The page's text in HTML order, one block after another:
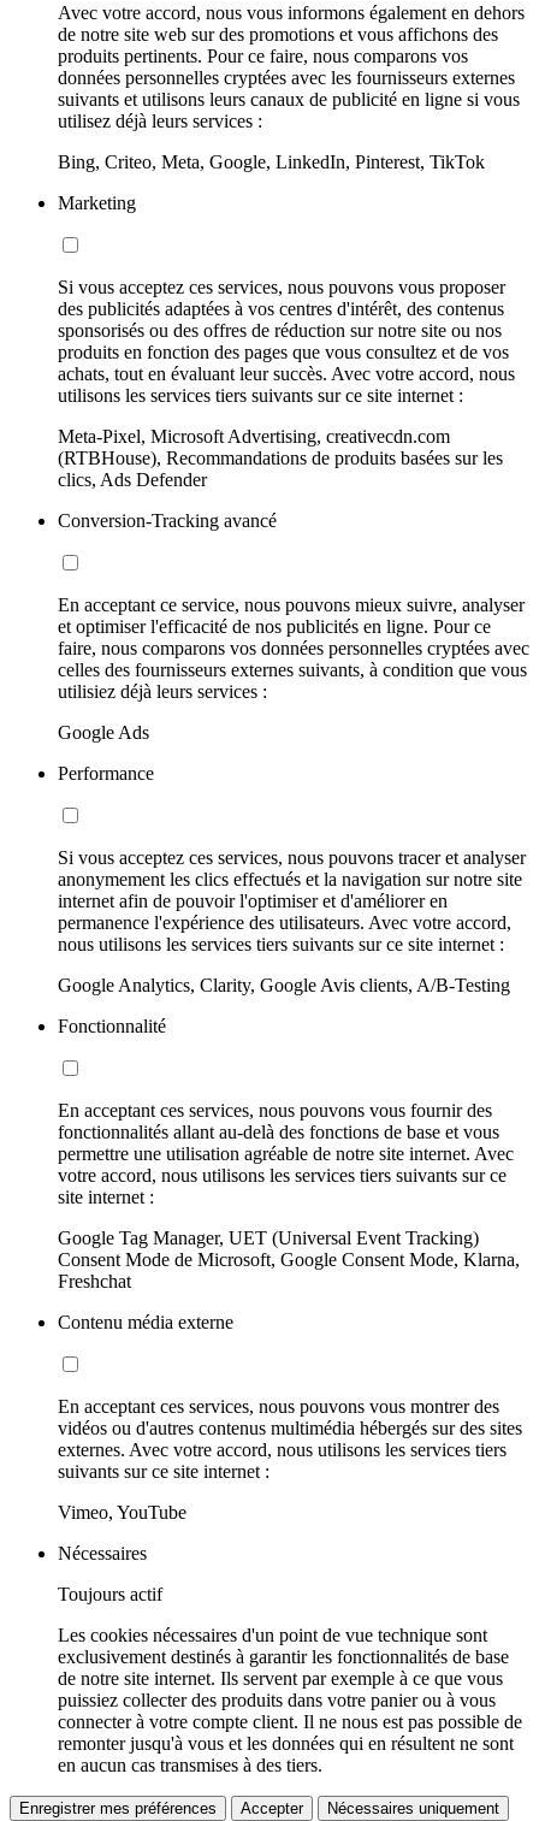
Avec votre accord, nous vous informons également en dehors
de notre site web sur des promotions et vous affichons des
produits pertinents. Pour ce faire, nous comparons vos
données personnelles cryptées avec les fournisseurs externes
suivants et utilisons leurs canaux de publicité en ligne si vous
utilisez déjà leurs services :
Bing, Criteo, Meta, Google, LinkedIn, Pinterest, TikTok
Marketing
Si vous acceptez ces services, nous pouvons vous proposer
des publicités adaptées à vos centres d'intérêt, des contenus
sponsorisés ou des offres de réduction sur notre site ou nos
produits en fonction des pages que vous consultez et de vos
achats, tout en évaluant leur succès. Avec votre accord, nous
utilisons les services tiers suivants sur ce site internet :
Meta-Pixel, Microsoft Advertising, creativecdn.com
(RTBHouse), Recommandations de produits basées sur les
clics, Ads Defender
Conversion-Tracking avancé
En acceptant ce service, nous pouvons mieux suivre, analyser
et optimiser l'efficacité de nos publicités en ligne. Pour ce
faire, nous comparons vos données personnelles cryptées avec
celles des fournisseurs externes suivants, à condition que vous
utilisiez déjà leurs services :
Google Ads
Performance
Si vous acceptez ces services, nous pouvons tracer et analyser
anonymement les clics effectués et la navigation sur notre site
internet afin de pouvoir l'optimiser et d'améliorer en
permanence l'expérience des utilisateurs. Avec votre accord,
nous utilisons les services tiers suivants sur ce site internet :
Google Analytics, Clarity, Google Avis clients, A/B-Testing
Fonctionnalité
En acceptant ces services, nous pouvons vous fournir des
fonctionnalités allant au-delà des fonctions de base et vous
permettre une utilisation agréable de notre site internet. Avec
votre accord, nous utilisons les services tiers suivants sur ce
site internet :
Google Tag Manager, UET (Universal Event Tracking)
Consent Mode de Microsoft, Google Consent Mode, Klarna,
Freshchat
Contenu média externe
En acceptant ces services, nous pouvons vous montrer des
vidéos ou d'autres contenus multimédia hébergés sur des sites
externes. Avec votre accord, nous utilisons les services tiers
suivants sur ce site internet :
Vimeo, YouTube
Nécessaires
Toujours actif
Les cookies nécessaires d'un point de vue technique sont
exclusivement destinés à garantir les fonctionnalités de base
de notre site internet. Ils servent par exemple à ce que vous
puissiez collecter des produits dans votre panier ou à vous
connecter à votre compte client. Il ne nous est pas possible de
remonter jusqu'à vous et les données qui en résultent ne sont
en aucun cas transmises à des tiers.
Enregistrer mes préférences Accepter Nécessaires uniquement